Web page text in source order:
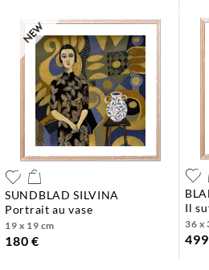
SUNDBLAD SILVINA
portrait au vase
19 x 19 cm
180 €
il
36 x